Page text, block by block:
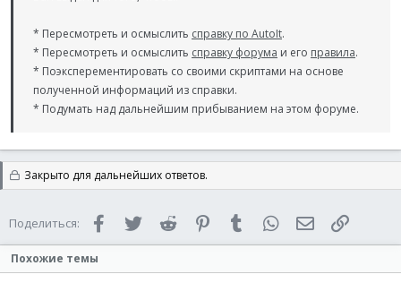
* Пересмотреть и осмыслить справку по AutoIt.
* Пересмотреть и осмыслить справку форума и его правила.
* Поэксперементировать со своими скриптами на основе
полученной информаций из справки.
* Подумать над дальнейшим прибыванием на этом форуме.
Закрыто для дальнейших ответов.
Поделиться: FacebookTwitter Reddit PinterestTumblr WhatsAppЭлектронная
Похожие темы